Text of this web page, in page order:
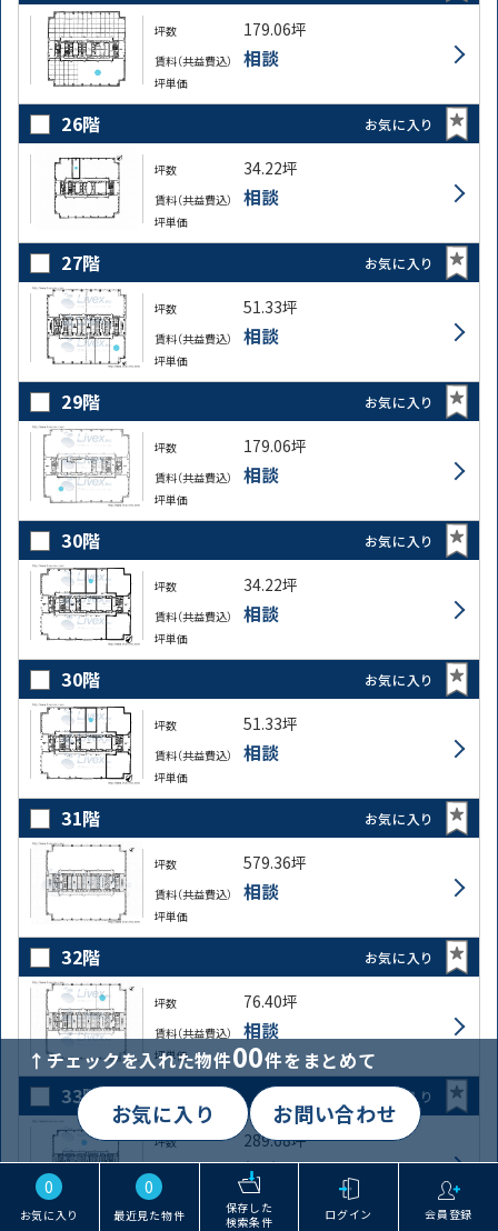
0
お気に入り
0
最近見た物件
保存した
検索条件
ログイン 会員登録
坪数 179.06坪
賃料（共益費込） 相談
坪単価
26階 お気に入り
坪数 34.22坪
賃料（共益費込） 相談
坪単価
27階 お気に入り
坪数 51.33坪
賃料（共益費込） 相談
坪単価
29階 お気に入り
坪数 179.06坪
賃料（共益費込） 相談
坪単価
30階 お気に入り
坪数 34.22坪
賃料（共益費込） 相談
坪単価
30階 お気に入り
坪数 51.33坪
賃料（共益費込） 相談
坪単価
31階 お気に入り
坪数 579.36坪
賃料（共益費込） 相談
坪単価
32階 お気に入り
坪数 76.40坪
賃料（共益費込） 相談
坪単価
33階 お気に入り
坪数 289.68坪
賃料（共益費込） 相談
坪単価
↑チェックを入れた物件00件をまとめて
お気に入り お問い合わせ